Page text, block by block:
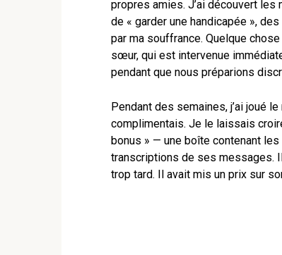
propres amies. J’ai découvert
de « garder une handicapée »,
par ma souffrance. Quelque
sœur, qui est intervenue
pendant que nous préparions
Pendant des semaines, j’ai joué
complimentais. Je le laissais
bonus » — une boîte contenant
transcriptions de ses messages.
trop tard. Il avait mis un prix sur